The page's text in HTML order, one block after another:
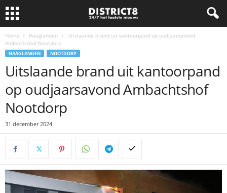
Home Haaglanden
Uitslaande brand uit kantoorpand op oudjaarsavond
Ambachtshof Nootdorp
HAAGLANDEN NOOTDORP
Uitslaande brand uit kantoorpand
op oudjaarsavond Ambachtshof
Nootdorp
31 december 2024